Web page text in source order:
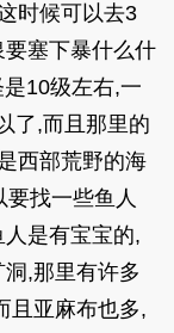
时候可以去3
塞下暴什么什
10级左右,一
了,而且那里的
西部荒野的海
找一些鱼人
是有宝宝的,
,那里有许多
且亚麻布也多,